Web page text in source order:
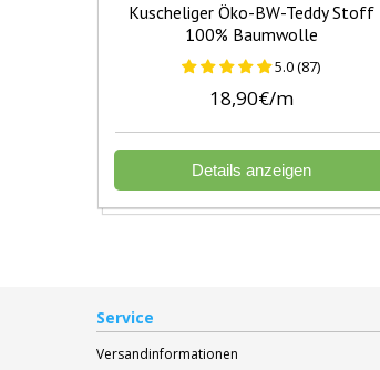
Kuscheliger Öko-BW-Teddy Stoff
100% Baumwolle
5.0 (87)
18,90€/m
Details anzeigen
Service
Versandinformationen